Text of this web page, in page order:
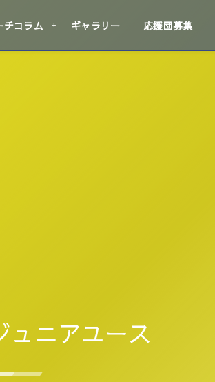
チコラム ギャラリー 応援団募集
ュニアユース